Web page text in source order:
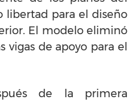
libertad para el diseño
El modelo eliminó
vigas de apoyo para el
de la primera